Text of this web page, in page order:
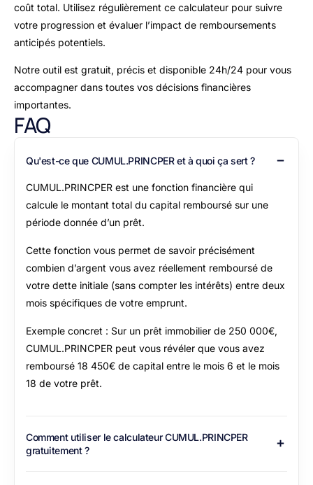
coût total. Utilisez régulièrement ce calculateur pour suivre
votre progression et évaluer l’impact de remboursements
anticipés potentiels.
Notre outil est gratuit, précis et disponible 24h/24 pour vous
accompagner dans toutes vos décisions financières
importantes.
FAQ
Qu'est-ce que CUMUL.PRINCPER et à quoi ça sert ?
CUMUL.PRINCPER est une fonction financière qui
calcule le montant total du capital remboursé sur une
période donnée d’un prêt.
Cette fonction vous permet de savoir précisément
combien d’argent vous avez réellement remboursé de
votre dette initiale (sans compter les intérêts) entre deux
mois spécifiques de votre emprunt.
Exemple concret : Sur un prêt immobilier de 250 000€,
CUMUL.PRINCPER peut vous révéler que vous avez
remboursé 18 450€ de capital entre le mois 6 et le mois
18 de votre prêt.
Comment utiliser le calculateur CUMUL.PRINCPER
gratuitement ?